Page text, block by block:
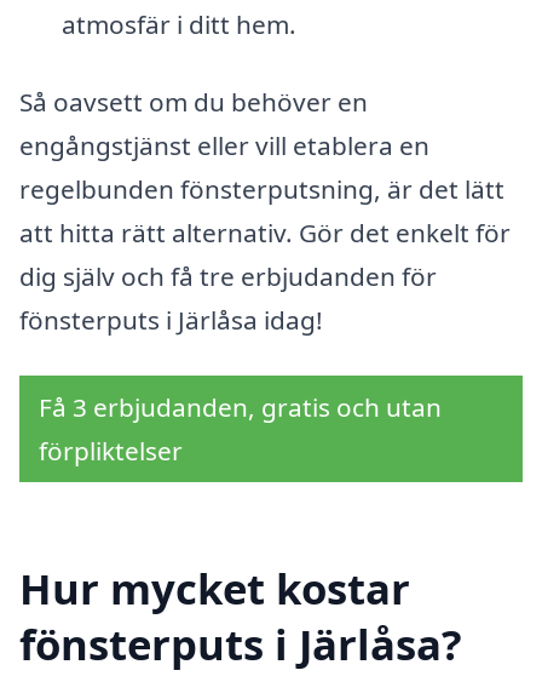
atmosfär i ditt hem.
Så oavsett om du behöver en
engångstjänst eller vill etablera en
regelbunden fönsterputsning, är det lätt
att hitta rätt alternativ. Gör det enkelt för
dig själv och få tre erbjudanden för
fönsterputs i Järlåsa idag!
Få 3 erbjudanden, gratis och utan
förpliktelser
Hur mycket kostar
fönsterputs i Järlåsa?